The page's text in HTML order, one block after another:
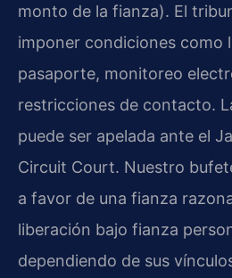
monto de la fianza). El
imponer condiciones como
pasaporte, monitoreo
restricciones de contacto.
puede ser apelada ante el
Circuit Court. Nuestro
a favor de una fianza
liberación bajo fianza
dependiendo de sus